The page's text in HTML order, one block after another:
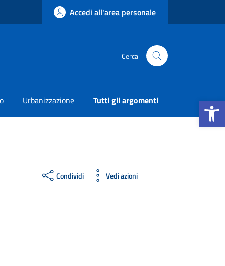
Apri la
Accedi all'area personale
Cerca
Urbanizzazione Tutti gli argomenti
Condividi Vedi azioni